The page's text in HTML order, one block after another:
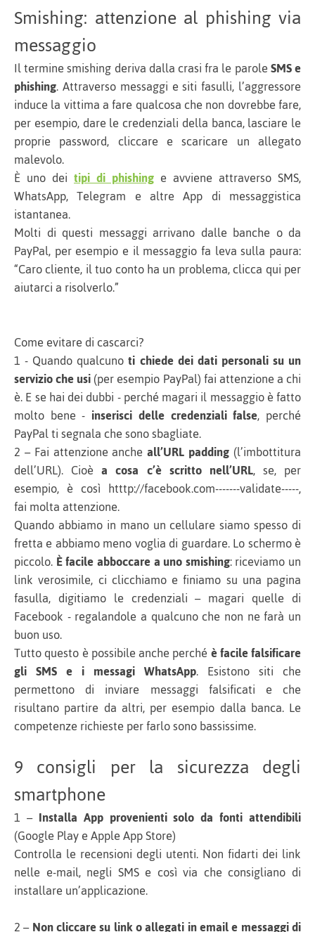
Smishing: attenzione al phishing via
messaggio
Il termine smishing deriva dalla crasi fra le paroleSMS e
phishing. Attraverso messaggi e siti fasulli, l’aggressore
induce la vittima a fare qualcosa che non dovrebbe fare,
per esempio, dare le credenziali della banca, lasciare le
proprie password, cliccare e scaricare un allegato
malevolo.
È uno dei tipi di phishing e avviene attraverso SMS,
WhatsApp, Telegram e altre App di messaggistica
istantanea.
Molti di questi messaggi arrivano dalle banche o da
PayPal, per esempio e il messaggio fa leva sulla paura:
“Caro cliente, il tuo conto ha un problema, clicca qui per
aiutarci a risolverlo.”
Come evitare di cascarci?
1 - Quando qualcunoti chiede dei dati personali su un
servizio che usi(per esempio PayPal) fai attenzione a chi
è. E se hai dei dubbi - perché magari il messaggio è fatto
molto bene - inserisci delle credenziali false, perché
PayPal ti segnala che sono sbagliate.
2 – Fai attenzione ancheall’URL padding (l’imbottitura
dell’URL). Cioèa cosa c’è scritto nell’URL, se, per
esempio, è così htttp://facebook.com-------validate-----,
fai molta attenzione.
Quando abbiamo in mano un cellulare siamo spesso di
fretta e abbiamo meno voglia di guardare. Lo schermo è
piccolo.È facile abboccare a uno smishing: riceviamo un
link verosimile, ci clicchiamo e finiamo su una pagina
fasulla, digitiamo le credenziali – magari quelle di
Facebook - regalandole a qualcuno che non ne farà un
buon uso.
Tutto questo è possibile anche perchéè facile falsificare
gli SMS e i messagi WhatsApp. Esistono siti che
permettono di inviare messaggi falsificati e che
risultano partire da altri, per esempio dalla banca. Le
competenze richieste per farlo sono bassissime.
9 consigli per la sicurezza degli
smartphone
1 – Installa App provenienti solo da fonti attendibili
(Google Play e Apple App Store)
Controlla le recensioni degli utenti. Non fidarti dei link
nelle e-mail, negli SMS e così via che consigliano di
installare un’applicazione.
2 –Non cliccare su link o allegati in email e messaggi di